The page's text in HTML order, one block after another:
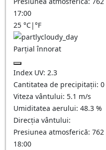
17:00
25 °C|°F
Parțial înnorat
Index UV: 2.3
Cantitatea de precipitații: 0
Viteza vântului: 5.1 m/s
Umiditatea aerului: 48.3 %
Direcția vântului:
Presiunea atmosferică: 762
18:00